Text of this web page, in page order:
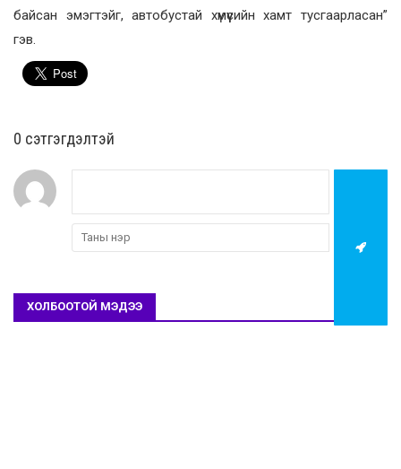
байсан эмэгтэйг, автобустай хүмүүсийн хамт тусгаарласан”
гэв.
0 cэтгэгдэлтэй
ХОЛБООТОЙ МЭДЭЭ